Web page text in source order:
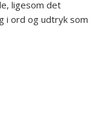
ligesom det
i ord og udtryk som